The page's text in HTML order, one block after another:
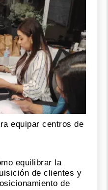
equipar centros de
equilibrar la
de clientes y
de